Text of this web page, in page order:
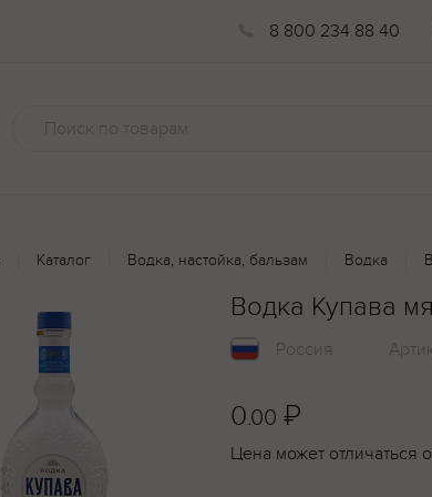
8 800 234 88 40
Каталог Водка, настойка, бальзам Водка
Водка Купава
Россия
0.00 ₽
Цена может отличаться